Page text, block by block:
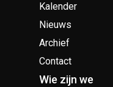
Kalender
Nieuws
Archief
Contact
Wie zijn we